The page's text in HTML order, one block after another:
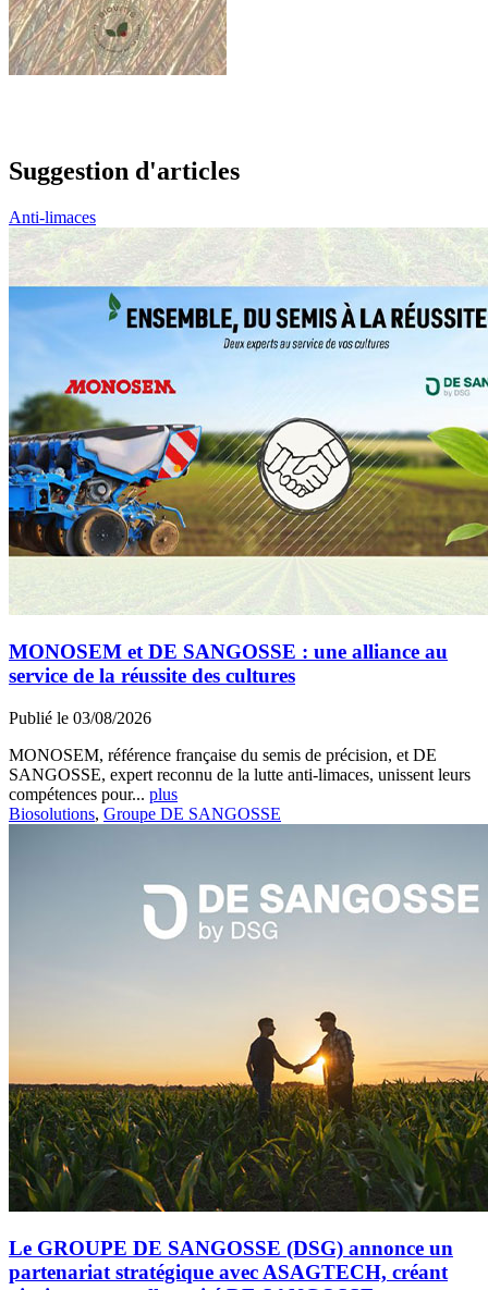
Suggestion d'articles
Anti-limaces
MONOSEM et DE SANGOSSE : une alliance au
service de la réussite des cultures
Publié le 03/08/2026
MONOSEM, référence française du semis de précision, et DE
SANGOSSE, expert reconnu de la lutte anti-limaces, unissent leurs
compétences pour... plus
Biosolutions, Groupe DE SANGOSSE
Le GROUPE DE SANGOSSE (DSG) annonce un
partenariat stratégique avec ASAGTECH, créant